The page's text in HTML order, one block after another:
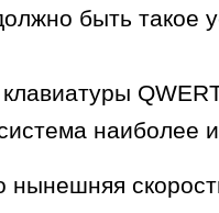
быть такое
наиболее
нынешняя